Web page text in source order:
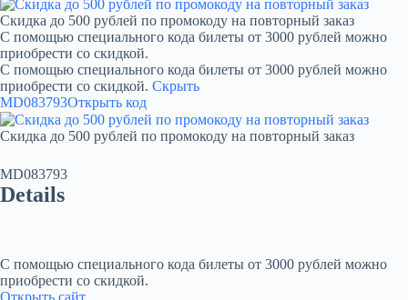
Скидка до 500 рублей по промокоду на повторный заказ
С помощью специального кода билеты от 3000 рублей можно
приобрести со скидкой.
С помощью специального кода билеты от 3000 рублей можно
приобрести со скидкой. Скрыть
MD083793Открыть код
Скидка до 500 рублей по промокоду на повторный заказ
MD083793
Details
С помощью специального кода билеты от 3000 рублей можно
приобрести со скидкой.